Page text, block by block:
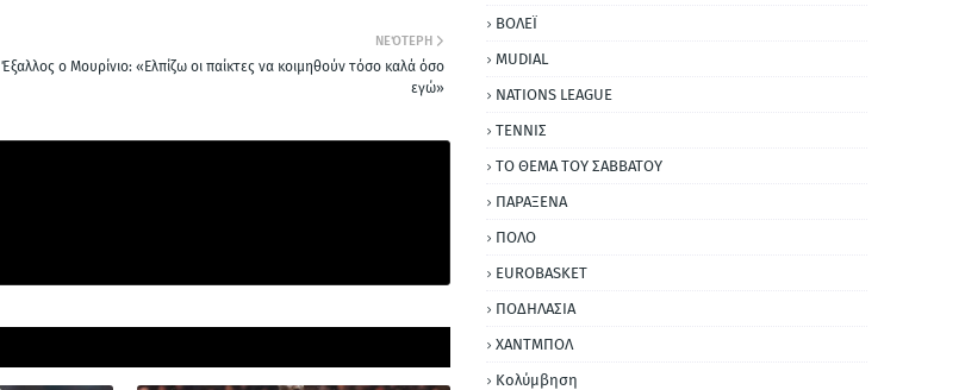
ΝΕΌΤΕΡΗ
Έξαλλος ο Μουρίνιο: «Ελπίζω οι παίκτες να κοιμηθούν τόσο καλά όσο
εγώ»
ΒΟΛΕΪ
MUDIAL
NATIONS LEAGUE
ΤΕΝΝΙΣ
ΤΟ ΘΕΜΑ ΤΟΥ ΣΑΒΒΑΤΟΥ
ΠΑΡΑΞΕΝΑ
ΠΟΛΟ
EUROBASKET
ΠΟΔΗΛΑΣΙΑ
ΧΑΝΤΜΠΟΛ
Κολύμβηση